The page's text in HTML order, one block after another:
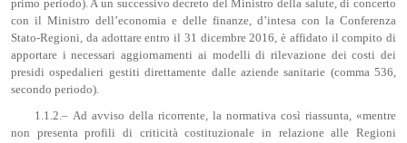
primo periodo). A un successivo decreto del Ministro della salute, di concerto
con il Ministro dell’economia e delle finanze, d’intesa con la Conferenza
Stato-Regioni, da adottare entro il 31 dicembre 2016, è affidato il compito di
apportare i necessari aggiornamenti ai modelli di rilevazione dei costi dei
presidi ospedalieri gestiti direttamente dalle aziende sanitarie (comma 536,
secondo periodo).
1.1.2.– Ad avviso della ricorrente, la normativa così riassunta, «mentre
non presenta profili di criticità costituzionale in relazione alle Regioni